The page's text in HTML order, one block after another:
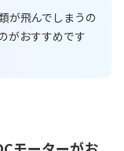
が飛んでしまうの
がおすすめです